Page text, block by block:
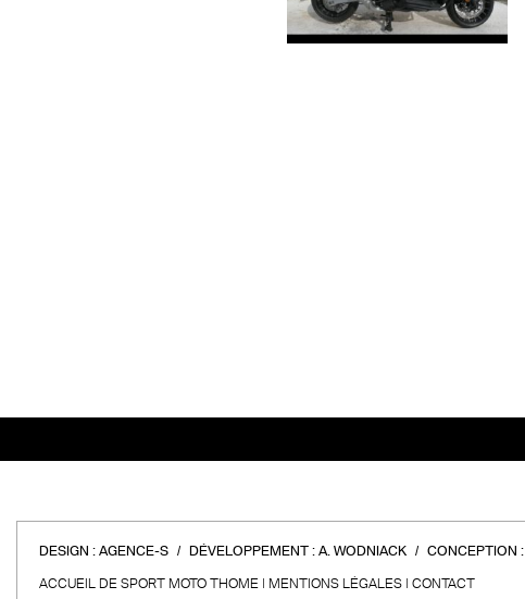
DESIGN : AGENCE-S DÉVELOPPEMENT : A. WODNIACK CONCEPTION :
ACCUEIL DE SPORT MOTO THOME MENTIONS LÉGALES CONTACT